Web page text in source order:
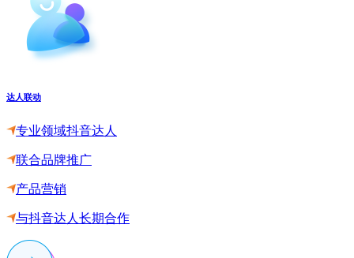
达人联动
专业领域抖音达人
联合品牌推广
产品营销
与抖音达人长期合作